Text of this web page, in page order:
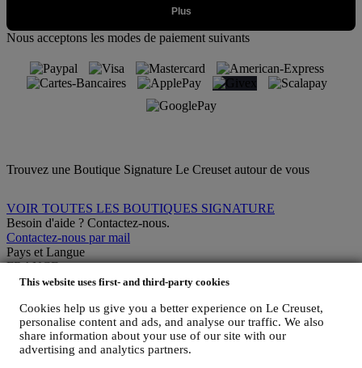
This website uses first- and third-party cookies
Cookies help us give you a better experience on Le Creuset,
personalise content and ads, and analyse our traffic. We also
share information about your use of our site with our
advertising and analytics partners.
Nous acceptons les modes de paiement suivants
Trouvez une Boutique Signature Le Creuset autour de vous
VOIR TOUTES LES BOUTIQUES SIGNATURE
Besoin d'aide ? Contactez-nous.
Contactez-nous par mail
Pays et Langue
FRANCE
FRANÇAIS
Réseaux Sociaux
Suivez-nous pour recevoir des recettes, les actualités et les
lancements de produits Le Creuset.